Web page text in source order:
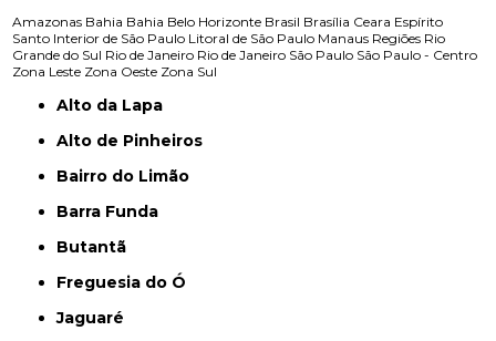
Amazonas Bahia Bahia Belo Horizonte Brasil Brasília Ceara Espírito
Santo Interior de São Paulo Litoral de São Paulo Manaus Regiões Rio
Grande do Sul Rio de Janeiro Rio de Janeiro São Paulo São Paulo - Centro
Zona Leste Zona Oeste Zona Sul
Alto da Lapa
Alto de Pinheiros
Bairro do Limão
Barra Funda
Butantã
Freguesia do Ó
Jaguaré